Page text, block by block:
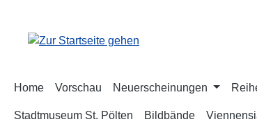
Home Vorschau Neuerscheinungen
Stadtmuseum St. Pölten Bildbände